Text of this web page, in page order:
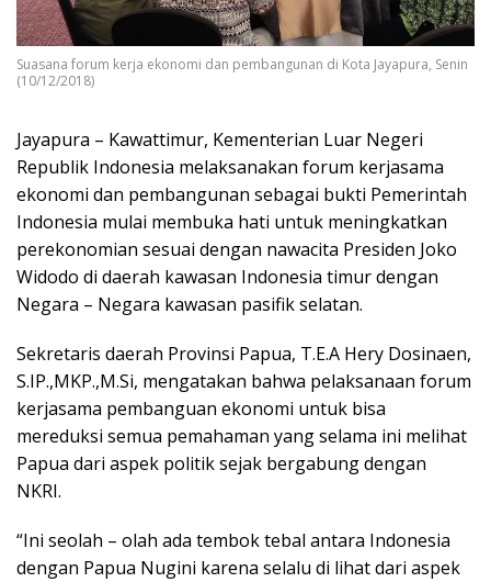
Suasana forum kerja ekonomi dan pembangunan di Kota Jayapura, Senin
(10/12/2018)
Jayapura – Kawattimur, Kementerian Luar Negeri
Republik Indonesia melaksanakan forum kerjasama
ekonomi dan pembangunan sebagai bukti Pemerintah
Indonesia mulai membuka hati untuk meningkatkan
perekonomian sesuai dengan nawacita Presiden Joko
Widodo di daerah kawasan Indonesia timur dengan
Negara – Negara kawasan pasifik selatan.
Sekretaris daerah Provinsi Papua, T.E.A Hery Dosinaen,
S.IP.,MKP.,M.Si, mengatakan bahwa pelaksanaan forum
kerjasama pembanguan ekonomi untuk bisa
mereduksi semua pemahaman yang selama ini melihat
Papua dari aspek politik sejak bergabung dengan
NKRI.
“Ini seolah – olah ada tembok tebal antara Indonesia
dengan Papua Nugini karena selalu di lihat dari aspek